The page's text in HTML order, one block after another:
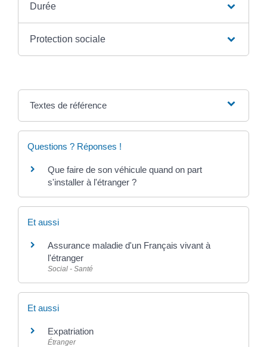
Durée
Protection sociale
Textes de référence
Questions ? Réponses !
Que faire de son véhicule quand on part
s'installer à l'étranger ?
Et aussi
Assurance maladie d'un Français vivant à
l'étranger
Social - Santé
Et aussi
Expatriation
Étranger